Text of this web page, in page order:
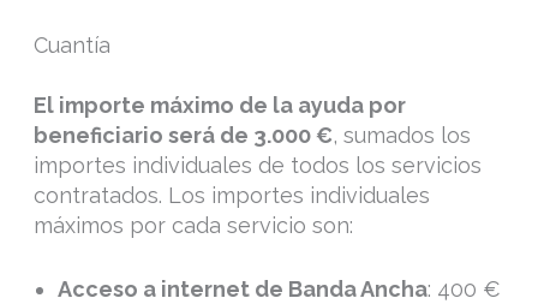
Cuantía
El importe máximo de la ayuda por
beneficiario será de 3.000 €, sumados los
importes individuales de todos los servicios
contratados. Los importes individuales
máximos por cada servicio son:
Acceso a internet de Banda Ancha: 400 €